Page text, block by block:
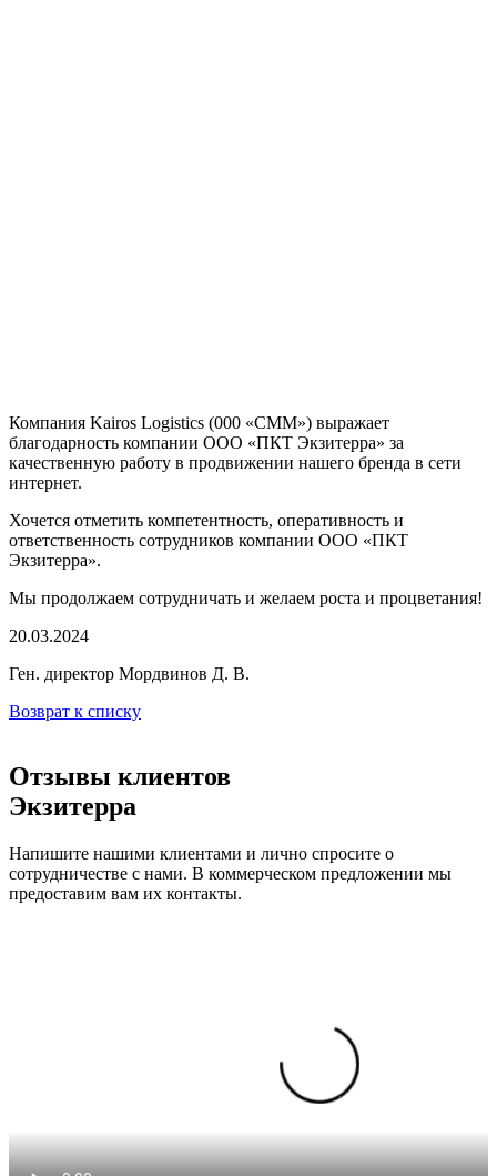
Компания Kairos Logistics (000 «СММ») выражает
благодарность компании ООО «ПКТ Экзитерра» за
качественную работу в продвижении нашего бренда в сети
интернет.
Хочется отметить компетентность, оперативность и
ответственность сотрудников компании ООО «ПКТ
Экзитерра».
Мы продолжаем сотрудничать и желаем роста и процветания!
20.03.2024
Ген. директор Мордвинов Д. В.
Возврат к списку
Отзывы клиентов
Экзитерра
Напишите нашими клиентами и лично спросите о
сотрудничестве с нами. В коммерческом предложении мы
предоставим вам их контакты.